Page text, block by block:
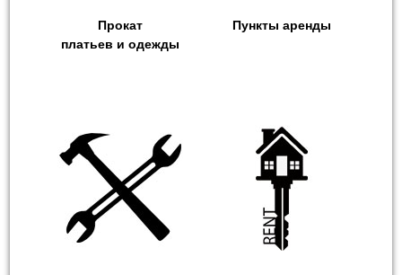
Прокат
платьев и одежды
Пункты аренды